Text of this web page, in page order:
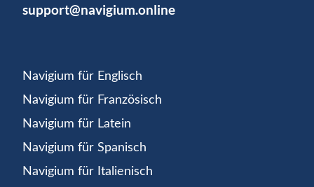
support@navigium.online
Navigium für Englisch
Navigium für Französisch
Navigium für Latein
Navigium für Spanisch
Navigium für Italienisch